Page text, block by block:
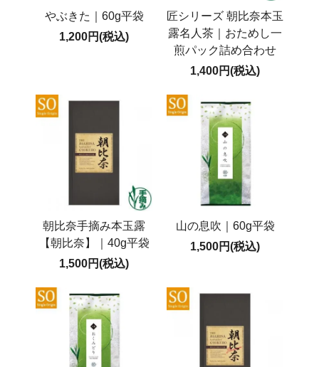
やぶきた｜60g平袋
1,200円(税込)
匠シリーズ 朝比奈本玉
露名人茶｜おためし一
煎パック詰め合わせ
1,400円(税込)
朝比奈手摘み本玉露
【朝比奈】｜40g平袋
1,500円(税込)
山の息吹｜60g平袋
1,500円(税込)